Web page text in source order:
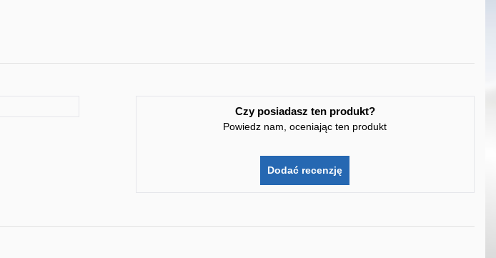
Czy posiadasz ten produkt?
Powiedz nam, oceniając ten produkt
Dodać recenzję